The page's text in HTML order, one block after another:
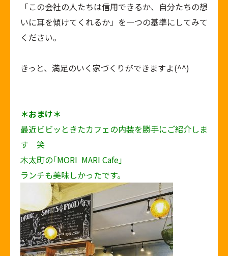
「この会社の人たちは信用できるか、自分たちの想
いに耳を傾けてくれるか」を一つの基準にしてみて
ください。
きっと、満足のいく家づくりができますよ(^^)
＊おまけ＊
最近ビビッときたカフェの内装を勝手にご紹介しま
す 笑
木太町の｢MORI MARI Cafe｣
ランチも美味しかったです。